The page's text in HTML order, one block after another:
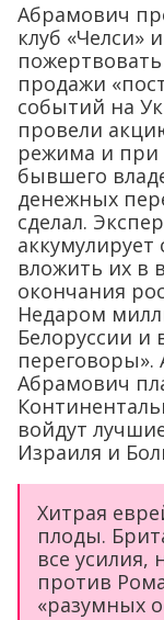
Абрамович
клуб «Челси»
продажи
событий на
провели
режима и при
бывшего
денежных
сделал.
вложить их в
окончания
Недаром
Белоруссии и
переговоры».
Абрамович
войдут
Израиля и
Хитрая
плоды.
все усилия,
против
«разумных